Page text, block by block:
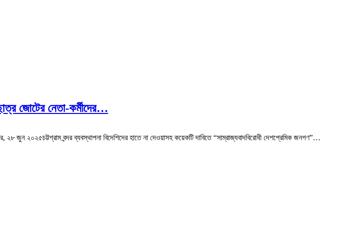
জোটের নেতা-কর্মীদের…
জুন ২০২৫চট্টগ্রাম বন্দর ব্যবস্থাপনা বিদেশিদের হাতে না দেওয়াসহ কয়েকটি দাবিতে “সাম্রাজ্যবাদবিরোধী দেশপ্রেমিক জনগণ”…